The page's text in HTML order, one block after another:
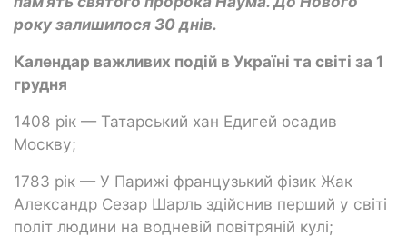
року залишилося 30 днів.
Календар важливих подій в Україні та світі за 1
грудня
1408 рік — Татарський хан Едигей осадив
Москву;
1783 рік — У Парижі французький фізик Жак
Александр Сезар Шарль здійснив перший у світі
політ людини на водневій повітряній кулі;